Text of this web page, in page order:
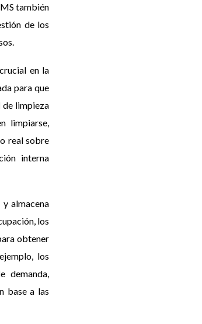
también
de los
en la
para que
de limpieza
limpiarse,
real sobre
interna
almacena
los
obtener
los
demanda,
base a las